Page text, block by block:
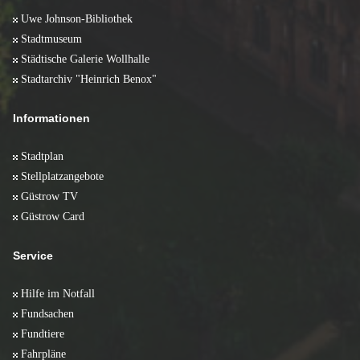
Uwe Johnson-Bibliothek
Stadtmuseum
Städtische Galerie Wollhalle
Stadtarchiv "Heinrich Benox"
Informationen
Stadtplan
Stellplatzangebote
Güstrow TV
Güstrow Card
Service
Hilfe im Notfall
Fundsachen
Fundtiere
Fahrpläne